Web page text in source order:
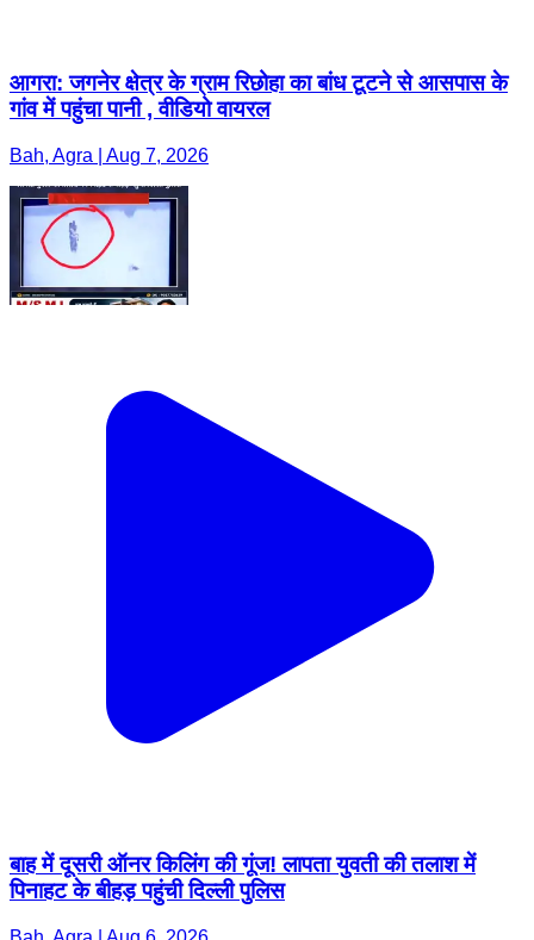
आगरा: जगनेर क्षेत्र के ग्राम रिछोहा का बांध टूटने से आसपास के
गांव में पहुंचा पानी , वीडियो वायरल
Bah, Agra | Aug 7, 2026
बाह में दूसरी ऑनर किलिंग की गूंज! लापता युवती की तलाश में
पिनाहट के बीहड़ पहुंची दिल्ली पुलिस